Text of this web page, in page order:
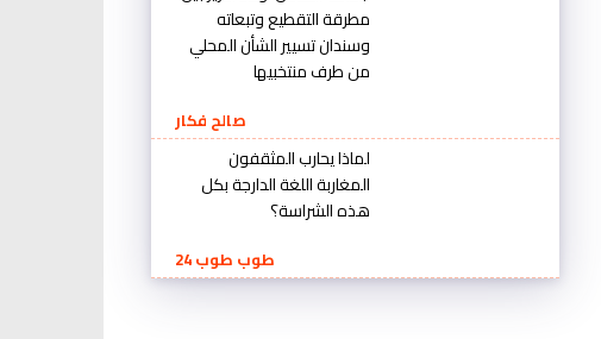
مطرقة التقطيع وتبعاته
وسندان تسيير الشأن المحلي
من طرف منتخبيها
صالح فكار
لماذا يحارب المثقفون
المغاربة اللغة الدارجة بكل
هذه الشراسة؟
طوب طوب 24